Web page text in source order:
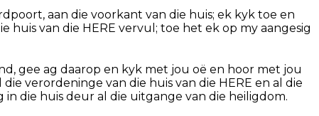
aan die voorkant van die huis; ek kyk toe en
huis van die HERE vervul; toe het ek op my aangesig
gee ag daarop en kyk met jou oë en hoor met jou
verordeninge van die huis van die HERE en al die
die huis deur al die uitgange van die heiligdom.